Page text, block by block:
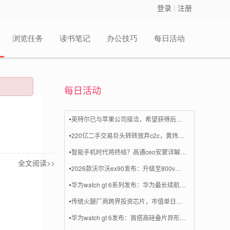
登录 | 注册
浏览任务 读书笔记 办公技巧 每日活动
全文阅读>>
每日活动